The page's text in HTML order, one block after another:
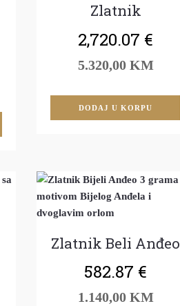
Zlatnik
2,720.07 €
5.320,00 KM
DODAJ U KORPU
Zlatnik Beli Anđeo
582.87 €
1.140,00 KM